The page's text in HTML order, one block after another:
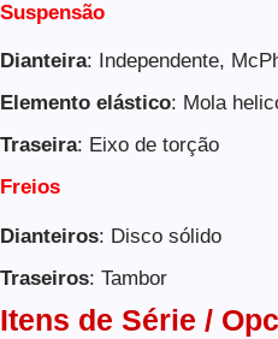
Suspensão
Dianteira: Independente,
Elemento elástico: Mola
Traseira: Eixo de torção
Freios
Dianteiros: Disco sólido
Traseiros: Tambor
Itens de Série /